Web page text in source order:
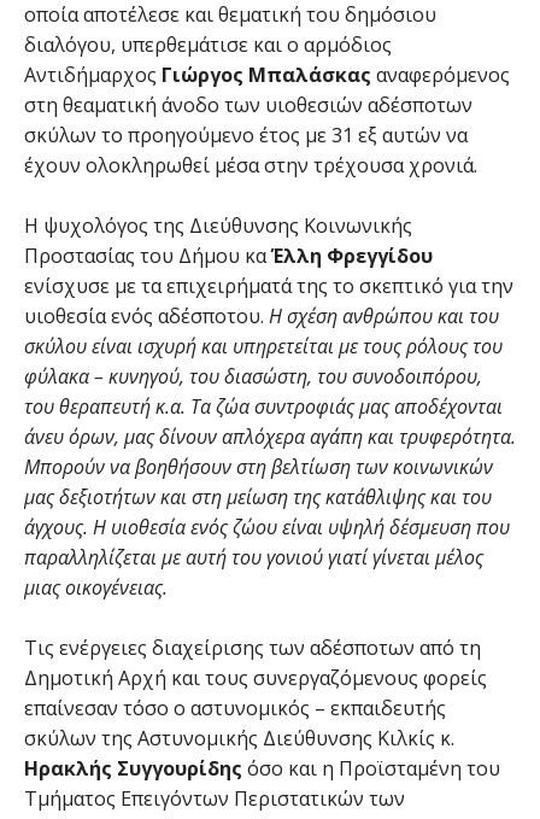
οποία αποτέλεσε και θεματική του δημόσιου
διαλόγου, υπερθεμάτισε και ο αρμόδιος
Αντιδήμαρχος Γιώργος Μπαλάσκας αναφερόμενος
στη θεαματική άνοδο των υιοθεσιών αδέσποτων
σκύλων το προηγούμενο έτος με 31 εξ αυτών να
έχουν ολοκληρωθεί μέσα στην τρέχουσα χρονιά.
Η ψυχολόγος της Διεύθυνσης Κοινωνικής
Προστασίας του Δήμου καΈλλη Φρεγγίδου
ενίσχυσε με τα επιχειρήματά της το σκεπτικό για την
υιοθεσία ενός αδέσποτου. Η σχέση ανθρώπου και του
σκύλου είναι ισχυρή και υπηρετείται με τους ρόλους του
φύλακα – κυνηγού, του διασώστη, του συνοδοιπόρου,
του θεραπευτή κ.α. Τα ζώα συντροφιάς μας αποδέχονται
άνευ όρων, μας δίνουν απλόχερα αγάπη και τρυφερότητα.
Μπορούν να βοηθήσουν στη βελτίωση των κοινωνικών
μας δεξιοτήτων και στη μείωση της κατάθλιψης και του
άγχους. Η υιοθεσία ενός ζώου είναι υψηλή δέσμευση που
παραλληλίζεται με αυτή του γονιού γιατί γίνεται μέλος
μιας οικογένειας.
Τις ενέργειες διαχείρισης των αδέσποτων από τη
Δημοτική Αρχή και τους συνεργαζόμενους φορείς
επαίνεσαν τόσο ο αστυνομικός – εκπαιδευτής
σκύλων της Αστυνομικής Διεύθυνσης Κιλκίς κ.
Ηρακλής Συγγουρίδης όσο και η Προϊσταμένη του
Τμήματος Επειγόντων Περιστατικών των